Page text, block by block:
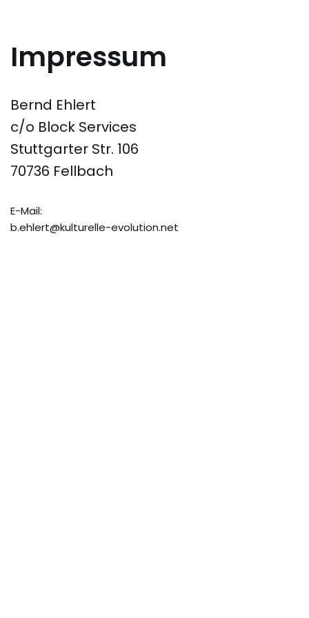
Inhalt
springen
Impressum
Bernd Ehlert
c/o Block Services
Stuttgarter Str. 106
70736 Fellbach
E-Mail:
b.ehlert@kulturelle-evolution.net